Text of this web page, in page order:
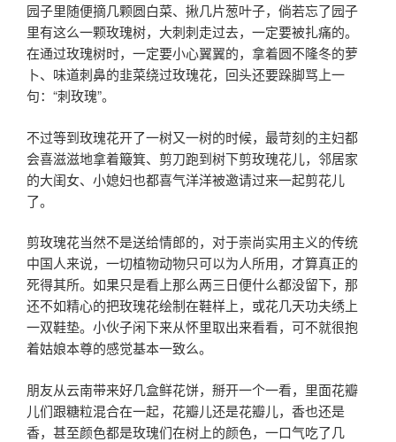
园子里随便摘几颗圆白菜、揪几片葱叶子，倘若忘了园子
里有这么一颗玫瑰树，大刺刺走过去，一定要被扎痛的。
在通过玫瑰树时，一定要小心翼翼的，拿着圆不隆冬的萝
卜、味道刺鼻的韭菜绕过玫瑰花，回头还要跺脚骂上一
句：“刺玫瑰”。
不过等到玫瑰花开了一树又一树的时候，最苛刻的主妇都
会喜滋滋地拿着簸箕、剪刀跑到树下剪玫瑰花儿，邻居家
的大闺女、小媳妇也都喜气洋洋被邀请过来一起剪花儿
了。
剪玫瑰花当然不是送给情郎的，对于崇尚实用主义的传统
中国人来说，一切植物动物只可以为人所用，才算真正的
死得其所。如果只是看上那么两三日便什么都没留下，那
还不如精心的把玫瑰花绘制在鞋样上，或花几天功夫绣上
一双鞋垫。小伙子闲下来从怀里取出来看看，可不就很抱
着姑娘本尊的感觉基本一致么。
朋友从云南带来好几盒鲜花饼，掰开一个一看，里面花瓣
儿们跟糖粒混合在一起，花瓣儿还是花瓣儿，香也还是
香，甚至颜色都是玫瑰们在树上的颜色，一口气吃了几